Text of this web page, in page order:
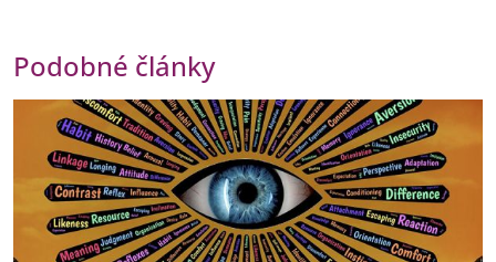
Podobné články